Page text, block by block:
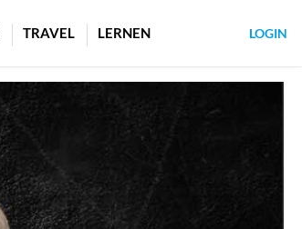
TRAVEL LERNEN LOGIN